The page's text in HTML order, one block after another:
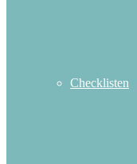
Checklisten